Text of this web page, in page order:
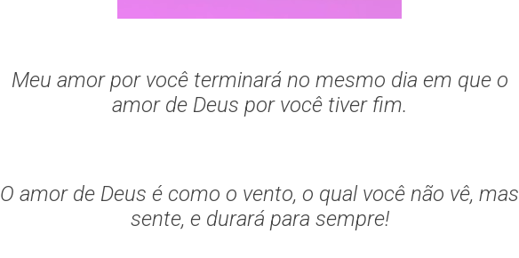
Meu amor por você terminará no mesmo dia em que o
amor de Deus por você tiver fim.
O amor de Deus é como o vento, o qual você não vê, mas
sente, e durará para sempre!